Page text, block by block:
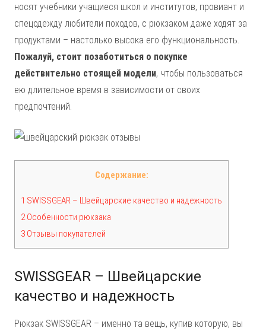
носят учебники учащиеся школ и институтов, провиант и
спецодежду любители походов, с рюкзаком даже ходят за
продуктами – настолько высока его функциональность.
Пожалуй, стоит позаботиться о покупке
действительно стоящей модели, чтобы пользоваться
ею длительное время в зависимости от своих
предпочтений.
Содержание:
1 SWISSGEAR – Швейцарские качество и надежность
2 Особенности рюкзака
3 Отзывы покупателей
SWISSGEAR – Швейцарские
качество и надежность
Рюкзак SWISSGEAR – именно та вещь, купив которую, вы